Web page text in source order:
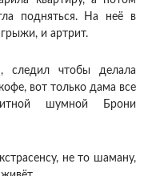
подняться. На неё в
и артрит.
следил чтобы делала
вот только дама все
шумной Брони
не то шаману,